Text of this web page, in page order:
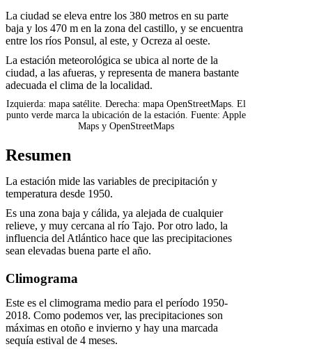
La ciudad se eleva entre los 380 metros en su parte
baja y los 470 m en la zona del castillo, y se encuentra
entre los ríos Ponsul, al este, y Ocreza al oeste.
La estación meteorológica se ubica al norte de la
ciudad, a las afueras, y representa de manera bastante
adecuada el clima de la localidad.
Izquierda: mapa satélite. Derecha: mapa OpenStreetMaps. El
punto verde marca la ubicación de la estación. Fuente: Apple
Maps y OpenStreetMaps
Resumen
La estación mide las variables de precipitación y
temperatura desde 1950.
Es una zona baja y cálida, ya alejada de cualquier
relieve, y muy cercana al río Tajo. Por otro lado, la
influencia del Atlántico hace que las precipitaciones
sean elevadas buena parte el año.
Climograma
Este es el climograma medio para el período 1950-
2018. Como podemos ver, las precipitaciones son
máximas en otoño e invierno y hay una marcada
sequía estival de 4 meses.